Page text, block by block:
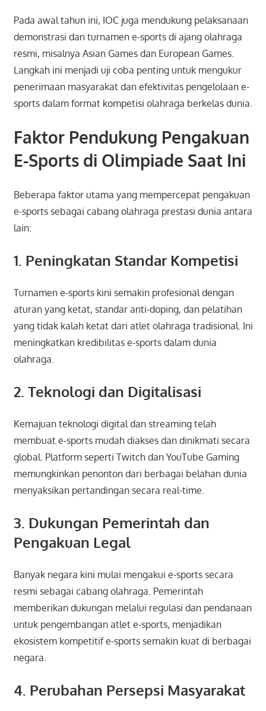
Pada awal tahun ini, IOC juga mendukung pelaksanaan
demonstrasi dan turnamen e-sports di ajang olahraga
resmi, misalnya Asian Games dan European Games.
Langkah ini menjadi uji coba penting untuk mengukur
penerimaan masyarakat dan efektivitas pengelolaan e-
sports dalam format kompetisi olahraga berkelas dunia.
Faktor Pendukung Pengakuan
E-Sports di Olimpiade Saat Ini
Beberapa faktor utama yang mempercepat pengakuan
e-sports sebagai cabang olahraga prestasi dunia antara
lain:
1. Peningkatan Standar Kompetisi
Turnamen e-sports kini semakin profesional dengan
aturan yang ketat, standar anti-doping, dan pelatihan
yang tidak kalah ketat dari atlet olahraga tradisional. Ini
meningkatkan kredibilitas e-sports dalam dunia
olahraga.
2. Teknologi dan Digitalisasi
Kemajuan teknologi digital dan streaming telah
membuat e-sports mudah diakses dan dinikmati secara
global. Platform seperti Twitch dan YouTube Gaming
memungkinkan penonton dari berbagai belahan dunia
menyaksikan pertandingan secara real-time.
3. Dukungan Pemerintah dan
Pengakuan Legal
Banyak negara kini mulai mengakui e-sports secara
resmi sebagai cabang olahraga. Pemerintah
memberikan dukungan melalui regulasi dan pendanaan
untuk pengembangan atlet e-sports, menjadikan
ekosistem kompetitif e-sports semakin kuat di berbagai
negara.
4. Perubahan Persepsi Masyarakat